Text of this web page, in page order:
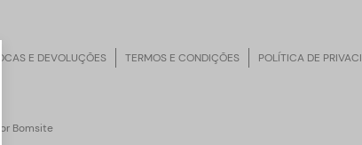
E DEVOLUÇÕES TERMOS E CONDIÇÕES POLÍTICA DE
Bomsite